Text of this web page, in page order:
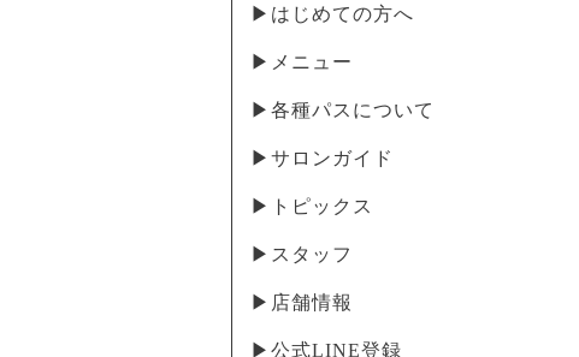
▶︎はじめての方へ
▶︎メニュー
▶︎各種パスについて
▶︎サロンガイド
▶︎トピックス
▶︎スタッフ
▶︎店舗情報
▶︎公式LINE登録